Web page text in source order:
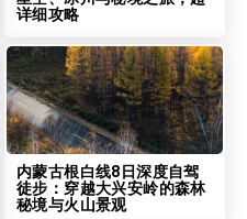
详细攻略
内蒙古根白线8日深度自驾
徒步：穿越大兴安岭的森林
秘境与火山景观